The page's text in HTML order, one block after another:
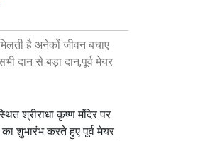
है अनेकों जीवन बचाए
दान से बड़ा दान,पूर्व मेयर
श्रीराधा कृष्ण मंदिर पर
शुभारंभ करते हुए पूर्व मेयर